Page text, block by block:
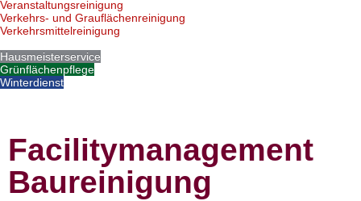
Veranstaltungsreinigung
Verkehrs- und Grauflächenreinigung
Verkehrsmittelreinigung
Hausmeisterservice
Grünflächenpflege
Winterdienst
Facilitymanagement
Baureinigung